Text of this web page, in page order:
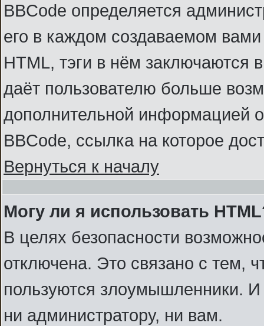
BBCode определяется
его в каждом создаваемом
HTML, тэги в нём заключаются
даёт пользователю больше
дополнительной информацией
BBCode, ссылка на которое
Вернуться к началу
Могу ли я использовать
В целях безопасности
отключена. Это связано с тем,
пользуются злоумышленники.
ни администратору, ни вам.